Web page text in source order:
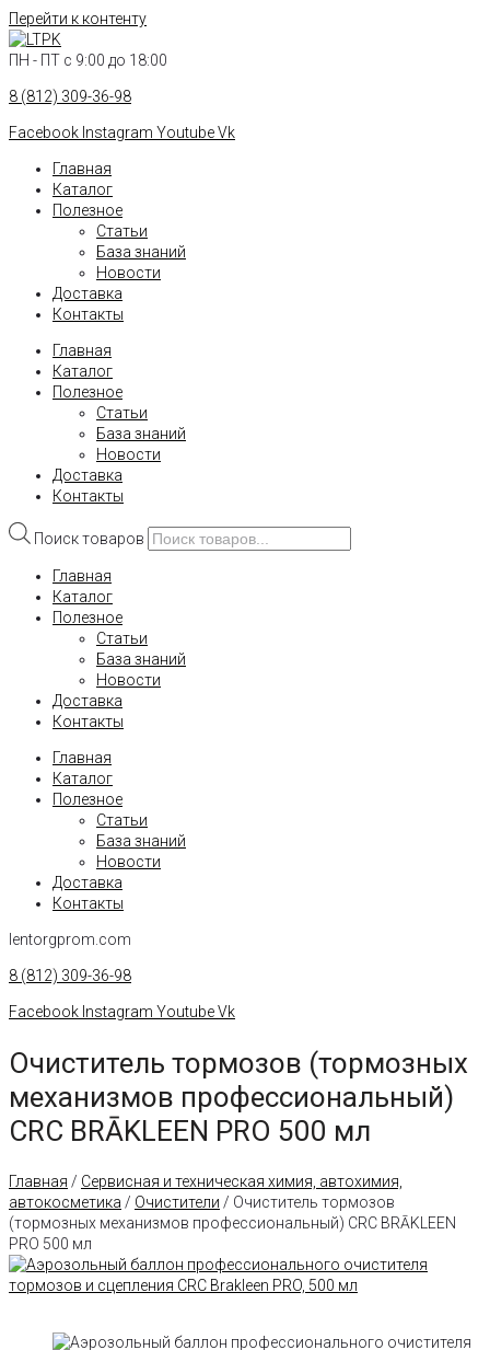
Перейти к контенту
ПН - ПТ с 9:00 до 18:00
8 (812) 309-36-98
Facebook Instagram YoutubeVk
Главная
Каталог
Полезное
Статьи
База знаний
Новости
Доставка
Контакты
Главная
Каталог
Полезное
Статьи
База знаний
Новости
Доставка
Контакты
Поиск товаров
Главная
Каталог
Полезное
Статьи
База знаний
Новости
Доставка
Контакты
Главная
Каталог
Полезное
Статьи
База знаний
Новости
Доставка
Контакты
lentorgprom.com
8 (812) 309-36-98
Facebook Instagram YoutubeVk
Очиститель тормозов (тормозных
механизмов профессиональный)
CRC BRĀKLEEN PRO 500 мл
Главная / Сервисная и техническая химия, автохимия,
автокосметика / Очистители / Очиститель тормозов
(тормозных механизмов профессиональный) CRC BRĀKLEEN
PRO 500 мл